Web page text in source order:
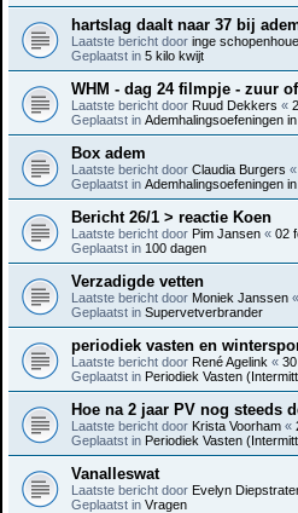
hartslag daalt naar 37 bij
Laatste bericht door inge
Geplaatst in 5 kilo kwijt
WHM - dag 24 filmpje - zuur
Laatste bericht door Ruud Dekkers «
Geplaatst in Ademhalingsoefeningen
Box adem
Laatste bericht door Claudia Burgers «
Geplaatst in Ademhalingsoefeningen
Bericht 26/1 > reactie Koen
Laatste bericht door Pim Jansen « 02
Geplaatst in 100 dagen
Verzadigde vetten
Laatste bericht door Moniek Janssen «
Geplaatst in Supervetverbrander
periodiek vasten en
Laatste bericht door René Agelink «
Geplaatst in Periodiek Vasten
Hoe na 2 jaar PV nog steeds
Laatste bericht door Krista Voorham «
Geplaatst in Periodiek Vasten
Vanalleswat
Laatste bericht door Evelyn
Geplaatst in Vragen